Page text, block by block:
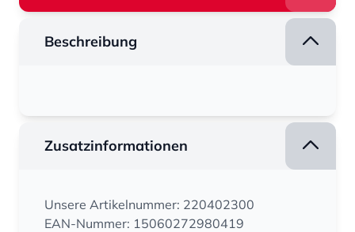
Beschreibung
Zusatzinformationen
Unsere Artikelnummer: 220402300
EAN-Nummer: 15060272980419